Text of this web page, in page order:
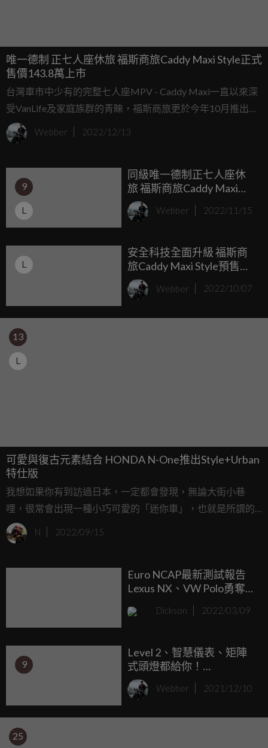
唯一德制 正七人座休旅 福斯商旅Caddy Maxi Style正式
售價143.8萬上市
台灣車市中少有的完整七人座MPV - Caddy Maxi一直以來深
受VanLife及家庭族群的青睞，福斯商旅更於今年10月推出
「唯一德制 正七人座休旅」旗艦車款Caddy Maxi Style的預
售，並受到廣大消費者的喜愛與支持，短短二個月內即擁有
Maxi Style正式上市，以正式售價143.8萬元心動登場。
Webber 2022/12/13
9
L
同級唯一德制正七人座休
旅 福斯商旅Caddy Maxi
Style 145.8萬元 預售登場
Webber 2022/11/15
L
安全科技全面升級 福斯商
旅Caddy Maxi Style預售啟
動
Webber 2022/10/07
13
L
可愛與復古元素結合 HONDA N-One推出Style+Urban
特仕版
我想如果你有到訪過日本，一定都會發現，無論大街小巷
哩，很常會出現一種小巧可愛的「迷你車」，也就是所謂的
K-Car車型，它不僅有可愛的外型、輕巧的車身，並且還擁有
停車方便和親民價格的大優勢，在日本幾乎家家都擁有一台
為K-Car中的翹楚，Honda的N-One車型向來也非常受到日本
國民的歡迎，如今更推出Style+Urban特仕版，藉由一些外觀
和內裝配件的調整，讓廉價的平民車也具備復古質感。
N 2022/09/15
Euro NCAP最新測試報告
Lexus NX、VW Polo勇奪五
Dickson 2022/03/09
9
Level 2、智慧儀表、矩陣
式頭燈都給你！
Volkswagen Polo 79.8萬元
起上市Webber 2021/12/10
25